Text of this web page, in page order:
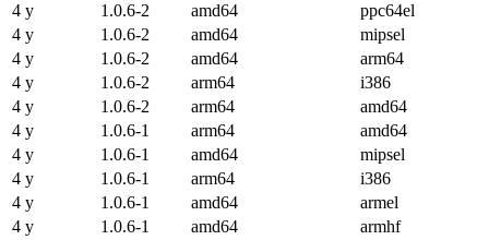
4 y
1.0.6-2 amd64
ppc64el
4 y
1.0.6-2 amd64
mipsel
4 y
1.0.6-2 amd64
arm64
4 y
1.0.6-2 arm64
i386
4 y
1.0.6-2 arm64
amd64
4 y
1.0.6-1 arm64
amd64
4 y
1.0.6-1 amd64
mipsel
4 y
1.0.6-1 arm64
i386
4 y
1.0.6-1 amd64
armel
4 y
1.0.6-1 amd64
armhf